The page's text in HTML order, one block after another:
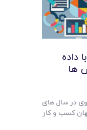
داده
ها
در سال های
کسب و کار